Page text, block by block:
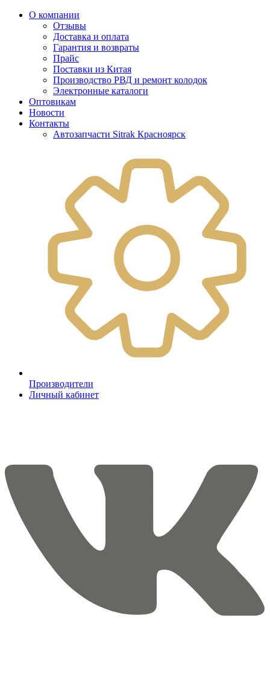
О компании
Отзывы
Доставка и оплата
Гарантия и возвраты
Прайс
Поставки из Китая
Производство РВД и ремонт колодок
Электронные каталоги
Оптовикам
Новости
Контакты
Автозапчасти Sitrak Красноярск
Производители
Личный кабинет